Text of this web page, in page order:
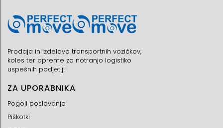
Prodaja in izdelava transportnih vozičkov,
koles ter opreme za notranjo logistiko
uspešnih podjetij!
ZA UPORABNIKA
Pogoji poslovanja
Piškotki